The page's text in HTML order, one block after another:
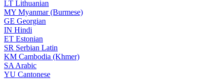
LT Lithuanian
MY Myanmar (Burmese)
GE Georgian
IN Hindi
ET Estonian
SR Serbian Latin
KM Cambodia (Khmer)
SA Arabic
YU Cantonese